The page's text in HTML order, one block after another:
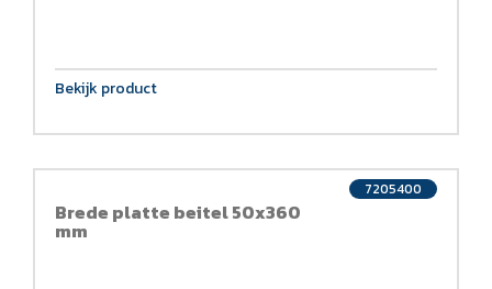
Bekijk product
Brede platte beitel 50x360
mm
7205400